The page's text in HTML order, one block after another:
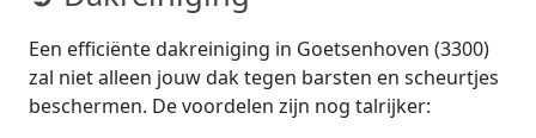
Een efficiënte dakreiniging in Goetsenhoven (3300)
zal niet alleen jouw dak tegen barsten en scheurtjes
beschermen. De voordelen zijn nog talrijker: